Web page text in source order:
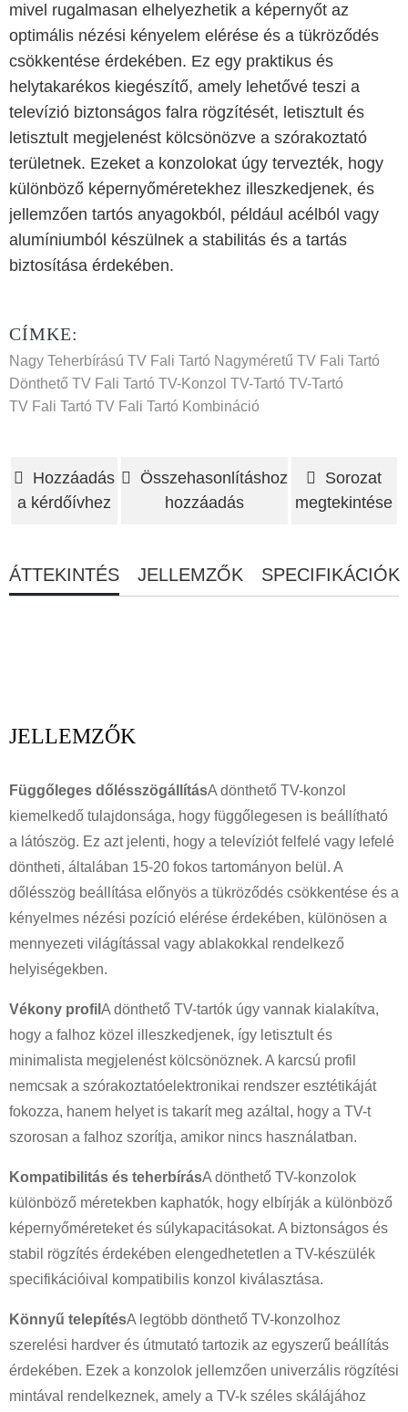
mivel rugalmasan elhelyezhetik a képernyőt az
optimális nézési kényelem elérése és a tükröződés
csökkentése érdekében. Ez egy praktikus és
helytakarékos kiegészítő, amely lehetővé teszi a
televízió biztonságos falra rögzítését, letisztult és
letisztult megjelenést kölcsönözve a szórakoztató
területnek. Ezeket a konzolokat úgy tervezték, hogy
különböző képernyőméretekhez illeszkedjenek, és
jellemzően tartós anyagokból, például acélból vagy
alumíniumból készülnek a stabilitás és a tartás
biztosítása érdekében.
CÍMKE:
Nagy Teherbírású TV Fali Tartó Nagyméretű TV Fali Tartó
Dönthető TV Fali Tartó TV-Konzol TV-Tartó TV-Tartó
TV Fali Tartó TV Fali Tartó Kombináció
Hozzáadás
a kérdőívhez
Összehasonlításhoz
hozzáadás
Sorozat
megtekintése
ÁTTEKINTÉS JELLEMZŐK SPECIFIKÁCIÓK
JELLEMZŐK
Függőleges dőlésszögállításA dönthető TV-konzol
kiemelkedő tulajdonsága, hogy függőlegesen is beállítható
a látószög. Ez azt jelenti, hogy a televíziót felfelé vagy lefelé
döntheti, általában 15-20 fokos tartományon belül. A
dőlésszög beállítása előnyös a tükröződés csökkentése és a
kényelmes nézési pozíció elérése érdekében, különösen a
mennyezeti világítással vagy ablakokkal rendelkező
helyiségekben.
Vékony profil A dönthető TV-tartók úgy vannak kialakítva,
hogy a falhoz közel illeszkedjenek, így letisztult és
minimalista megjelenést kölcsönöznek. A karcsú profil
nemcsak a szórakoztatóelektronikai rendszer esztétikáját
fokozza, hanem helyet is takarít meg azáltal, hogy a TV-t
szorosan a falhoz szorítja, amikor nincs használatban.
Kompatibilitás és teherbírásA dönthető TV-konzolok
különböző méretekben kaphatók, hogy elbírják a különböző
képernyőméreteket és súlykapacitásokat. A biztonságos és
stabil rögzítés érdekében elengedhetetlen a TV-készülék
specifikációival kompatibilis konzol kiválasztása.
Könnyű telepítésA legtöbb dönthető TV-konzolhoz
szerelési hardver és útmutató tartozik az egyszerű beállítás
érdekében. Ezek a konzolok jellemzően univerzális rögzítési
mintával rendelkeznek, amely a TV-k széles skálájához
×
VÁLASSZA KI A SAJÁT AZONOSSÁGÁT
×
KÉRÉS BENYÚJTÁSA